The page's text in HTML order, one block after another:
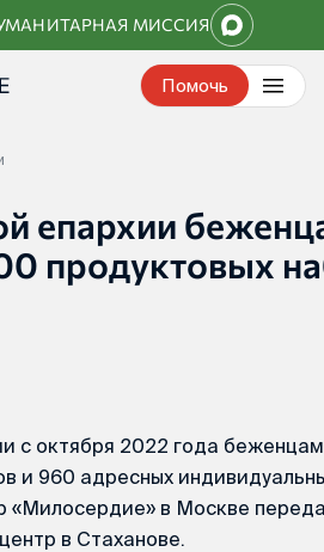
МИССИЯ
Помочь
епархии
продуктовых
с октября 2022 года
и 960 адресных
«Милосердие» в Москве
в Стаханове.